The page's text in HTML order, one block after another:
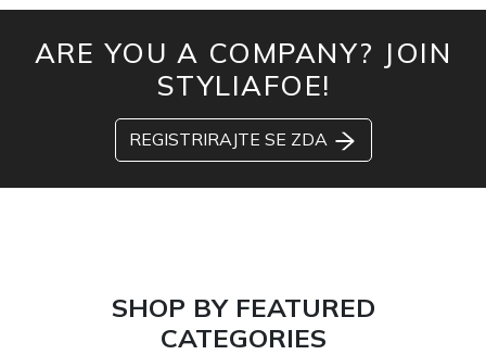
ARE YOU A COMPANY? JOIN
STYLIAFOE!
REGISTRIRAJTE SE ZDA
SHOP BY FEATURED
CATEGORIES